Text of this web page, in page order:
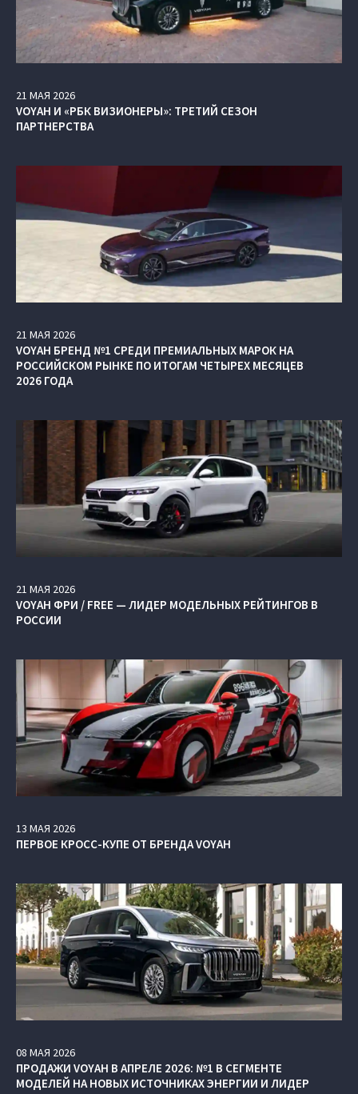
21 МАЯ 2026
VOYAH И «РБК ВИЗИОНЕРЫ»: ТРЕТИЙ СЕЗОН
ПАРТНЕРСТВА
21 МАЯ 2026
VOYAH БРЕНД №1 СРЕДИ ПРЕМИАЛЬНЫХ МАРОК НА
РОССИЙСКОМ РЫНКЕ ПО ИТОГАМ ЧЕТЫРЕХ МЕСЯЦЕВ
2026 ГОДА
21 МАЯ 2026
VOYAH ФРИ / FREE — ЛИДЕР МОДЕЛЬНЫХ РЕЙТИНГОВ В
РОССИИ
13 МАЯ 2026
ПЕРВОЕ КРОСС-КУПЕ ОТ БРЕНДА VOYAH
08 МАЯ 2026
ПРОДАЖИ VOYAH В АПРЕЛЕ 2026: №1 В СЕГМЕНТЕ
МОДЕЛЕЙ НА НОВЫХ ИСТОЧНИКАХ ЭНЕРГИИ И ЛИДЕР